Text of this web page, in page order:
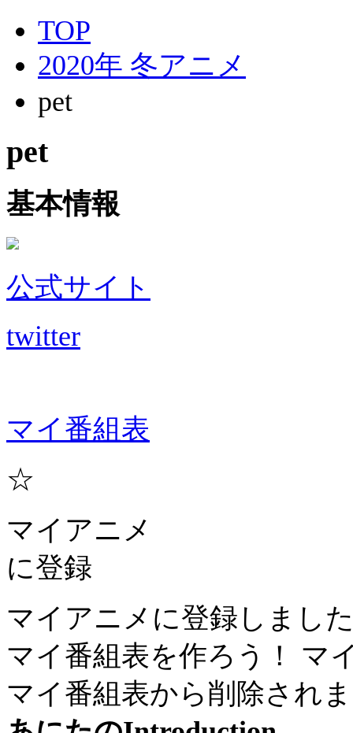
TOP
2020年 冬アニメ
pet
pet
基本情報
公式サイト
twitter
マイ番組表
☆
マイアニメ
に登録
マイアニメに登録しまし
マイ番組表を作ろう！
マ
マイ番組表から削除され